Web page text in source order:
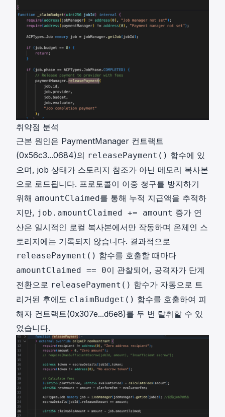
취약점 분석
근본 원인은 PaymentManager 컨트랙트
(0x56c3...0684)의 releasePayment() 함수에 있
으며, job 상태가 스토리지 참조가 아닌 메모리 복사본
으로 로드됩니다. 프로토콜이 이중 청구를 방지하기
위해 amountClaimed를 통해 누적 지급액을 추적하
지만, job.amountClaimed += amount 증가 연
산은 일시적인 로컬 복사본에서만 작동하며 온체인 스
토리지에는 기록되지 않습니다. 결과적으로
releasePayment() 함수를 호출할 때마다
amountClaimed == 0이 관찰되어, 공격자가 단계
전환으로 releasePayment() 함수가 자동으로 트
리거된 후에도 claimBudget() 함수를 호출하여 피
해자 컨트랙트(0x307e...d6e8)를 두 번 탈취할 수 있
었습니다.